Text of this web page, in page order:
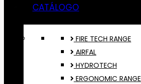
CATÁLOGO
FIRE TECH RANGE
AIRFAL
HYDROTECH
ERGONOMIC RANGE